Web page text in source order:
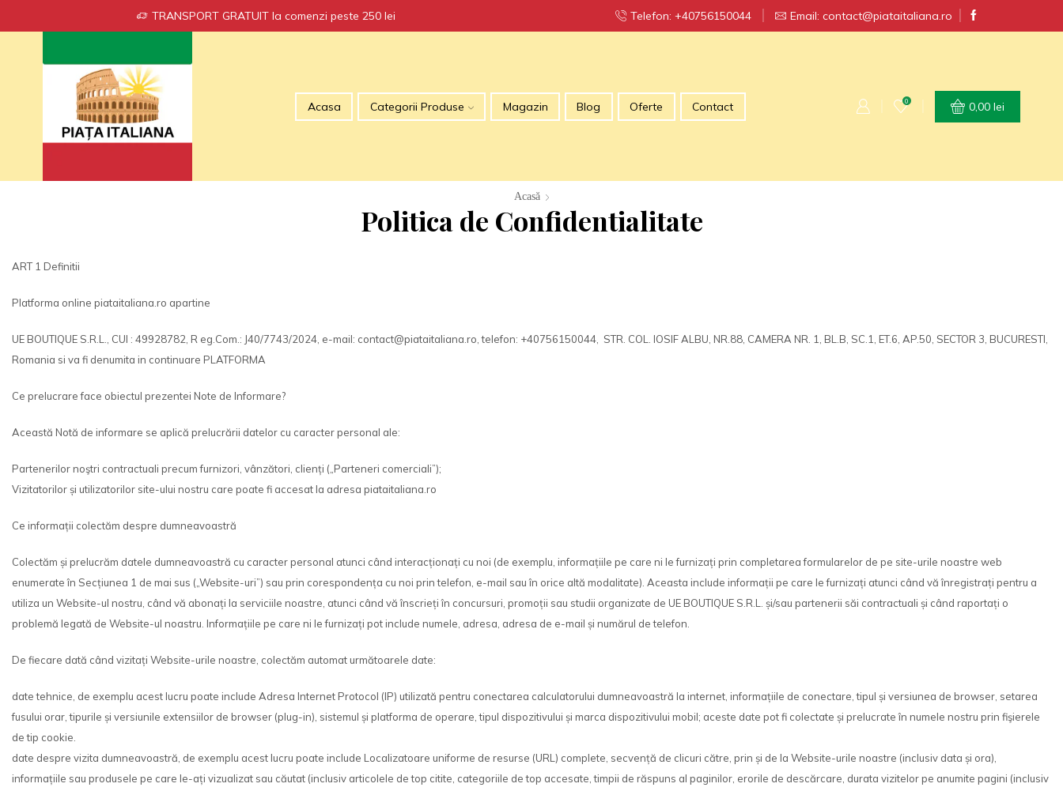
TRANSPORT GRATUIT la comenzi peste 250 lei TRANSPORT GRATUIT la comenzi peste 250 lei
Telefon: +40756150044 Email: contact@piataitaliana.ro
Acasa Categorii Produse Magazin Blog Oferte Contact 0 0,00lei
Acasă
Politica de Confidentialitate
ART 1 Definitii
Platforma online piataitaliana.ro apartine
UE BOUTIQUE S.R.L., CUI : 49928782, R eg.Com.: J40/7743/2024, e-mail: contact@piataitaliana.ro, telefon: +40756150044, STR. COL. IOSIF ALBU, NR.88, CAMERA NR. 1, BL.B, SC.1, ET.6, AP.50, SECTOR 3, BUCURESTI,
Romania si va fi denumita in continuare PLATFORMA
Ce prelucrare face obiectul prezentei Note de Informare?
Această Notă de informare se aplică prelucrării datelor cu caracter personal ale:
Partenerilor noştri contractuali precum furnizori, vânzători, clienți („Parteneri comerciali”);
Vizitatorilor și utilizatorilor site-ului nostru care poate fi accesat la adresa piataitaliana.ro
Ce informații colectăm despre dumneavoastră
Colectăm și prelucrăm datele dumneavoastră cu caracter personal atunci când interacționați cu noi (de exemplu, informațiile pe care ni le furnizați prin completarea formularelor de pe site-urile noastre web
enumerate în Secțiunea 1 de mai sus („Website-uri”) sau prin corespondența cu noi prin telefon, e-mail sau în orice altă modalitate). Aceasta include informații pe care le furnizați atunci când vă înregistrați pentru a
utiliza un Website-ul nostru, când vă abonați la serviciile noastre, atunci când vă înscrieți în concursuri, promoții sau studii organizate de UE BOUTIQUE S.R.L. și/sau partenerii săi contractuali și când raportați o
problemă legată de Website-ul noastru. Informațiile pe care ni le furnizați pot include numele, adresa, adresa de e-mail și numărul de telefon.
De fiecare dată când vizitați Website-urile noastre, colectăm automat următoarele date:
date tehnice, de exemplu acest lucru poate include Adresa Internet Protocol (IP) utilizată pentru conectarea calculatorului dumneavoastră la internet, informațiile de conectare, tipul și versiunea de browser, setarea
fusului orar, tipurile și versiunile extensiilor de browser (plug-in), sistemul și platforma de operare, tipul dispozitivului și marca dispozitivului mobil; aceste date pot fi colectate și prelucrate în numele nostru prin fişierele
de tip cookie.
date despre vizita dumneavoastră, de exemplu acest lucru poate include Localizatoare uniforme de resurse (URL) complete, secvență de clicuri către, prin și de la Website-urile noastre (inclusiv data și ora),
informațiile sau produsele pe care le-ați vizualizat sau căutat (inclusiv articolele de top citite, categoriile de top accesate, timpii de răspuns al paginilor, erorile de descărcare, durata vizitelor pe anumite pagini (inclusiv